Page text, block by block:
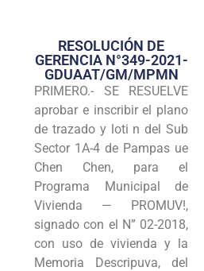
Transparencia
Seguridad
Programas
Intranet
RESOLUCIÓN DE
GERENCIA N°349-2021-
GDUAAT/GM/MPMN
PRIMERO.- SE RESUELVE
aprobar e inscribir el plano
de trazado y loti n del Sub
Sector 1A-4 de Pampas ue
Chen Chen, para el
Programa Municipal de
Vivienda — PROMUV!,
signado con el N” 02-2018,
con uso de vivienda y la
Memoria Descripuva, del